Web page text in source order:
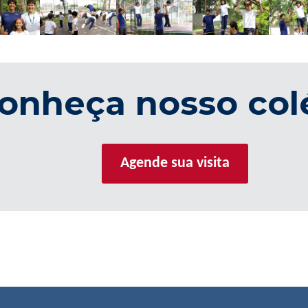
nosso
Agende sua visita